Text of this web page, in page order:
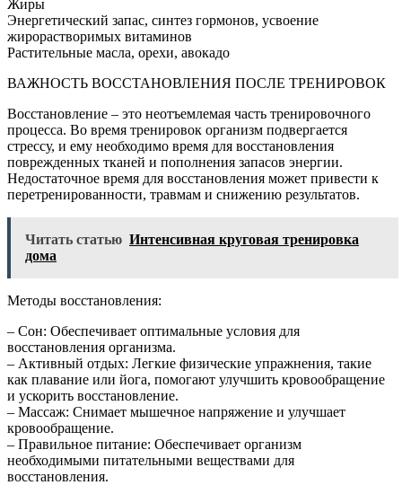
Жиры
Энергетический запас, синтез гормонов, усвоение
жирорастворимых витаминов
Растительные масла, орехи, авокадо
ВАЖНОСТЬ ВОССТАНОВЛЕНИЯ ПОСЛЕ ТРЕНИРОВОК
Восстановление – это неотъемлемая часть тренировочного
процесса. Во время тренировок организм подвергается
стрессу, и ему необходимо время для восстановления
поврежденных тканей и пополнения запасов энергии.
Недостаточное время для восстановления может привести к
перетренированности, травмам и снижению результатов.
Читать статью Интенсивная круговая тренировка
дома
Методы восстановления:
– Сон: Обеспечивает оптимальные условия для
восстановления организма.
– Активный отдых: Легкие физические упражнения, такие
как плавание или йога, помогают улучшить кровообращение
и ускорить восстановление.
– Массаж: Снимает мышечное напряжение и улучшает
кровообращение.
– Правильное питание: Обеспечивает организм
необходимыми питательными веществами для
восстановления.